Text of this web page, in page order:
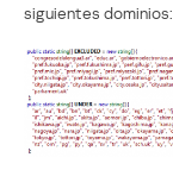
siguientes dominios: